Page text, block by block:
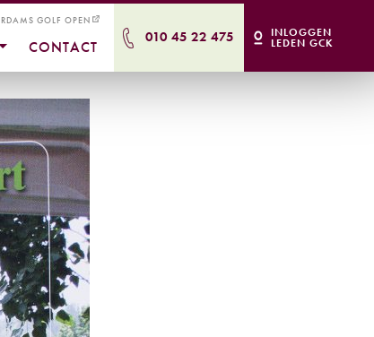
010 45 22 475 INLOGGEN
LEDEN GCK
CONTACT
RDAMS GOLF OPEN